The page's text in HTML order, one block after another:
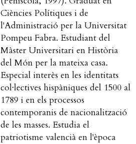
Ciències Polítiques i de
l'Administració per la Universitat
Pompeu Fabra. Estudiant del
Màster Universitari en Història
del Món per la mateixa casa.
Especial interès en les identitats
col·lectives hispàniques del 1500 al
1789 i en els processos
contemporanis de nacionalització
de les masses. Estudia el
patriotisme valencià en l'època